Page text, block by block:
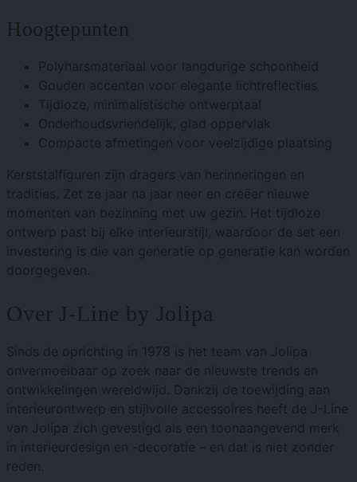
Hoogtepunten
Polyharsmateriaal voor langdurige schoonheid
Gouden accenten voor elegante lichtreflecties
Tijdloze, minimalistische ontwerptaal
Onderhoudsvriendelijk, glad oppervlak
Compacte afmetingen voor veelzijdige plaatsing
Kerststalfiguren zijn dragers van herinneringen en
tradities. Zet ze jaar na jaar neer en creëer nieuwe
momenten van bezinning met uw gezin. Het tijdloze
ontwerp past bij elke interieurstijl, waardoor de set een
investering is die van generatie op generatie kan worden
doorgegeven.
Over J-Line by Jolipa
Sinds de oprichting in 1978 is het team van Jolipa
onvermoeibaar op zoek naar de nieuwste trends en
ontwikkelingen wereldwijd. Dankzij de toewijding aan
interieurontwerp en stijlvolle accessoires heeft de J-Line
van Jolipa zich gevestigd als een toonaangevend merk
in interieurdesign en -decoratie – en dat is niet zonder
reden.